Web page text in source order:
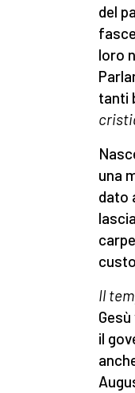
del
loro
tanti
una
dato
Il
il